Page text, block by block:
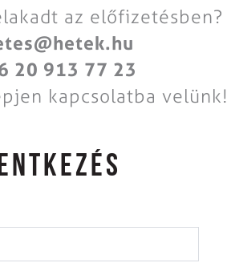
az előfizetésben?
20 913 77 23
kapcsolatba velünk!